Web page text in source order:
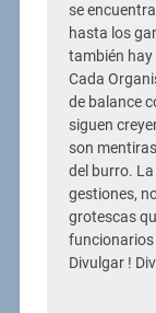
se
hasta los
también hay
Cada
de balance
siguen
son
del burro.
gestiones,
grotescas
Divulgar !